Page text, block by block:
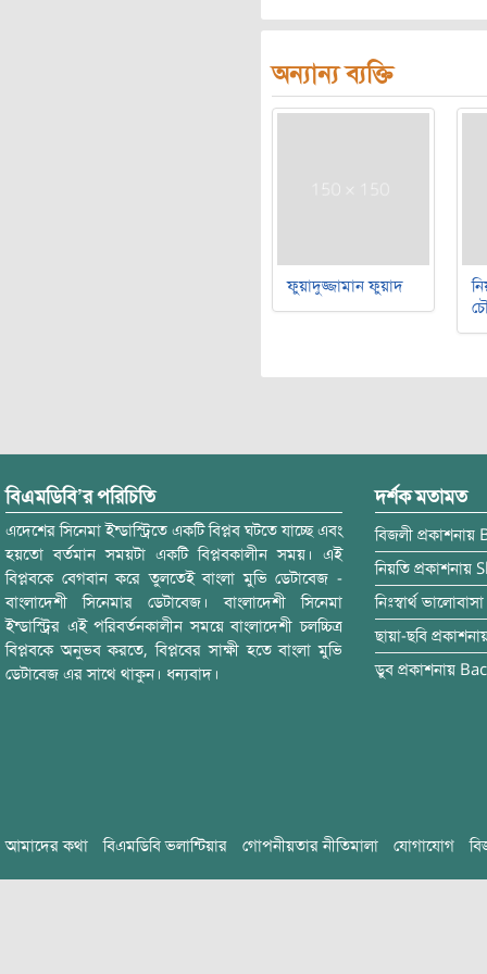
অন্যান্য ব্যক্তি
ফুয়াদুজ্জামান ফুয়াদ
বিএমডিবি’র পরিচিতি
এদেশের সিনেমা ইন্ডাস্ট্রিতে একটি বিপ্লব ঘটতে যাচ্ছে এবং
হয়তো বর্তমান সময়টা একটি বিপ্লবকালীন সময়। এই
বিপ্লবকে বেগবান করে তুলতেই বাংলা মুভি ডেটাবেজ -
বাংলাদেশী সিনেমার ডেটাবেজ। বাংলাদেশী সিনেমা
ইন্ডাস্ট্রির এই পরিবর্তনকালীন সময়ে বাংলাদেশী চলচ্চিত্র
বিপ্লবকে অনুভব করতে, বিপ্লবের সাক্ষী হতে বাংলা মুভি
ডেটাবেজ এর সাথে থাকুন। ধন্যবাদ।
দর্শক মতামত
বিজলী প্রকাশনায়
নিয়তি প্রকাশনায়
নিঃস্বার্থ ভালোবাসা
ছায়া-ছবি
ডুব প্রকাশনায়
আমাদের কথা বিএমডিবি ভলান্টিয়ার গোপনীয়তার নীতিমালা যোগাযোগ